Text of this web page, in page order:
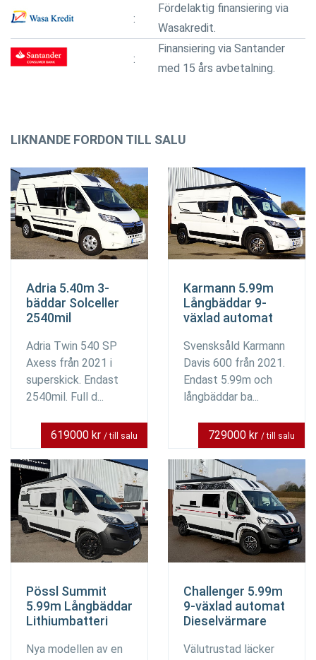
Fördelaktig finansiering via
Wasakredit.
Finansiering via Santander
med 15 års avbetalning.
LIKNANDE FORDON TILL SALU
Adria 5.40m 3-
bäddar Solceller
2540mil
Adria Twin 540 SP
Axess från 2021 i
superskick. Endast
2540mil. Full d...
619000 kr / till salu
Karmann 5.99m
Långbäddar 9-
växlad automat
Svensksåld Karmann
Davis 600 från 2021.
Endast 5.99m och
långbäddar ba...
729000 kr / till salu
Pössl Summit
5.99m Långbäddar
Lithiumbatteri
Nya modellen av en
Challenger 5.99m
9-växlad automat
Dieselvärmare
Välutrustad läcker